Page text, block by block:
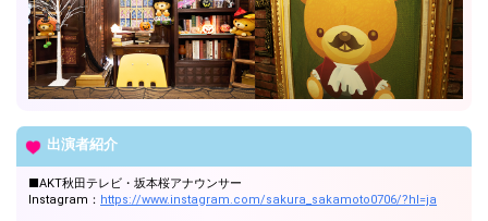
出演者紹介
■AKT秋田テレビ・坂本桜アナウンサー
Instagram： https://www.instagram.com/sakura_sakamoto0706/?hl=ja